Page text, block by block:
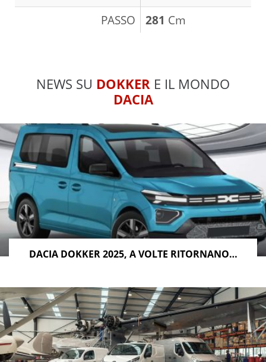
PASSO
281 Cm
NEWS SU DOKKER E IL MONDO
DACIA
DACIA DOKKER 2025, A VOLTE RITORNANO…